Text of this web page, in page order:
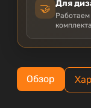
🤝 Для
Обзор